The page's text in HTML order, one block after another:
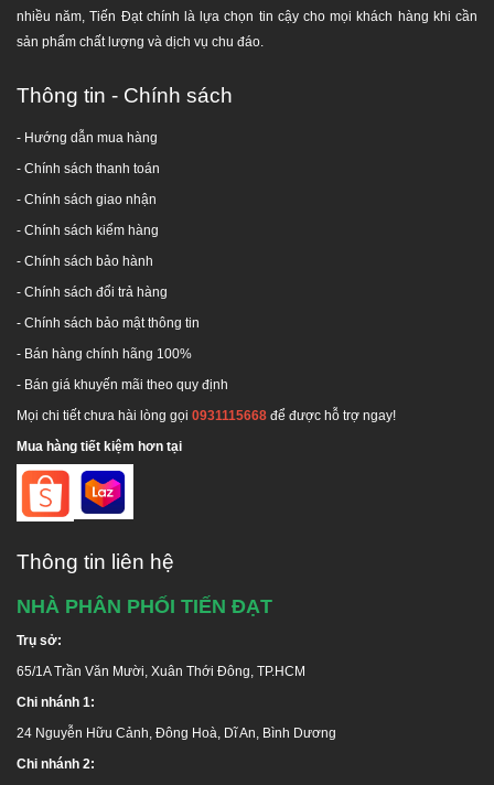
Giá sản phẩm đãbao gồm 10% thuế VAT.
Miễn phí vận chuyểntrên toàn quốc và hỗ trợ kéo
Đảm bảo được chăm sóc từ đội ngũ kĩ thuật và bán
hàng trong và sau quá trình sử dụng sản phẩm.
trời, Lắp bồn nước theo yêu cầu.
Nhận lắp bồn nước Nhanh chóng - An toàn - Thẩm
mĩ.
Trong suốt quá trình sử dụng, có vấn đề gì thắc
kịp thời giải quyết sự cố khi xảy ra.
Cam kết: Chính hãng - Đúng chất lượng, bồi thường
100% giá trị đơn hàng nếu giao hàng không chính
hãng.
Hotline tư vấn:1800 646486
và giá ưu đãi!
nhiều năm, Tiến Đạt chính là lựa chọn tin cậy cho mọi khách hàng khi cần
sản phẩm chất lượng và dịch vụ chu đáo.
Thông tin - Chính sách
- Hướng dẫn mua hàng
- Chính sách thanh toán
- Chính sách giao nhận
- Chính sách kiểm hàng
- Chính sách bảo hành
- Chính sách đổi trả hàng
- Chính sách bảo mật thông tin
- Bán hàng chính hãng 100%
- Bán giá khuyến mãi theo quy định
Mọi chi tiết chưa hài lòng gọi 0931115668 để được hỗ trợ ngay!
Mua hàng tiết kiệm hơn tại
Thông tin liên hệ
NHÀ PHÂN PHỐI TIẾN ĐẠT
Trụ sở:
65/1A Trần Văn Mười, Xuân Thới Đông, TP.HCM
Chi nhánh 1:
24 Nguyễn Hữu Cảnh, Đông Hoà, Dĩ An, Bình Dương
Chi nhánh 2: